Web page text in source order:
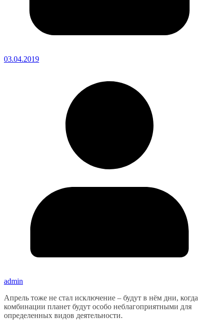
03.04.2019
admin
Апрель тоже не стал исключение – будут в нём дни, когда
комбинации планет будут особо неблагоприятными для
определенных видов деятельности.